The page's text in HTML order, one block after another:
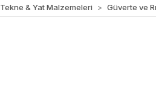
Tekne & Yat Malzemeleri Güverte ve